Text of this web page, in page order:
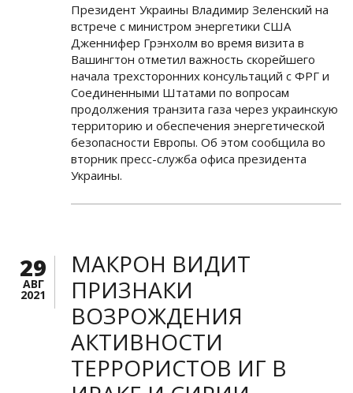
Президент Украины Владимир Зеленский на
встрече с министром энергетики США
Дженнифер Грэнхолм во время визита в
Вашингтон отметил важность скорейшего
начала трехсторонних консультаций с ФРГ и
Соединенными Штатами по вопросам
продолжения транзита газа через украинскую
территорию и обеспечения энергетической
безопасности Европы. Об этом сообщила во
вторник пресс-служба офиса президента
Украины.
29
АВГ
2021
МАКРОН ВИДИТ
ПРИЗНАКИ
ВОЗРОЖДЕНИЯ
АКТИВНОСТИ
ТЕРРОРИСТОВ ИГ В